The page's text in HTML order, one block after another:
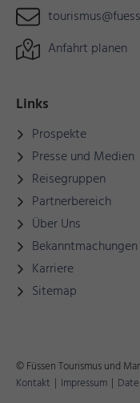
Anfahrt planen
Links
Prospekte
Presse und Medien
Reisegruppen
Partnerbereich
Über Uns
Bekanntmachungen
Karriere
Sitemap
© Füssen Tourismus und
Kontakt | Impressum |